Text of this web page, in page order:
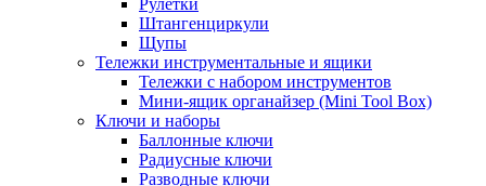
Рулетки
Штангенциркули
Щупы
Тележки инструментальные и ящики
Тележки с набором инструментов
Мини-ящик органайзер (Mini Tool Box)
Ключи и наборы
Баллонные ключи
Радиусные ключи
Разводные ключи